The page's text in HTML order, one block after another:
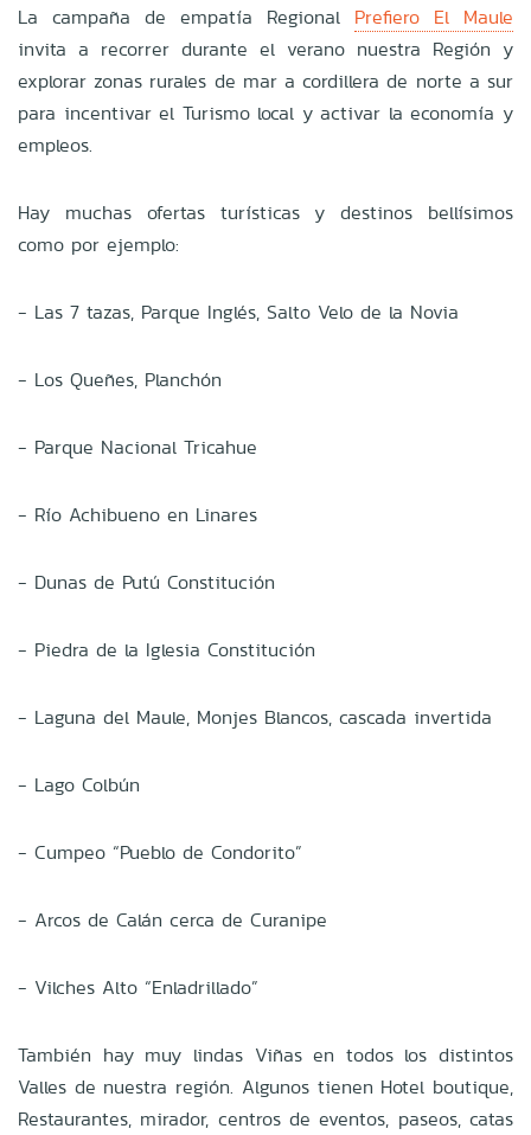
La campaña de empatía Regional Prefiero El Maule
invita a recorrer durante el verano nuestra Región y
explorar zonas rurales de mar a cordillera de norte a sur
para incentivar el Turismo local y activar la economía y
empleos.
Hay muchas ofertas turísticas y destinos bellísimos
como por ejemplo:
- Las 7 tazas, Parque Inglés, Salto Velo de la Novia
- Los Queñes, Planchón
- Parque Nacional Tricahue
- Río Achibueno en Linares
- Dunas de Putú Constitución
- Piedra de la Iglesia Constitución
- Laguna del Maule, Monjes Blancos, cascada invertida
- Lago Colbún
- Cumpeo “Pueblo de Condorito”
- Arcos de Calán cerca de Curanipe
- Vilches Alto “Enladrillado”
También hay muy lindas Viñas en todos los distintos
Valles de nuestra región. Algunos tienen Hotel boutique,
Restaurantes, mirador, centros de eventos, paseos, catas